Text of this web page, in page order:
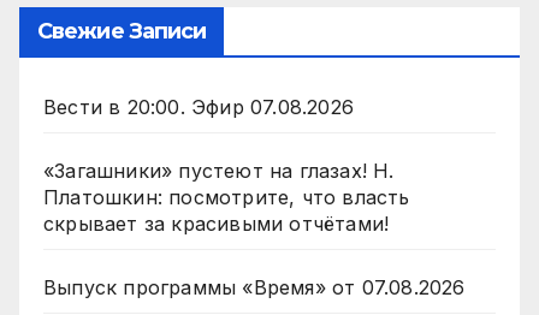
Свежие Записи
Вести в 20:00. Эфир 07.08.2026
«Загашники» пустеют на глазах! Н.
Платошкин: посмотрите, что власть
скрывает за красивыми отчётами!
Выпуск программы «Время» от 07.08.2026